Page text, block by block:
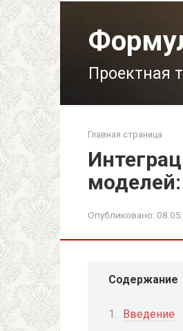
Проектная
Главная страница
Опубликовано:
Содержание
Введение